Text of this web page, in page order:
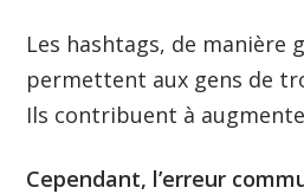
Les hashtags, de manière
permettent aux gens de
Ils contribuent à
Cependant, l’erreur